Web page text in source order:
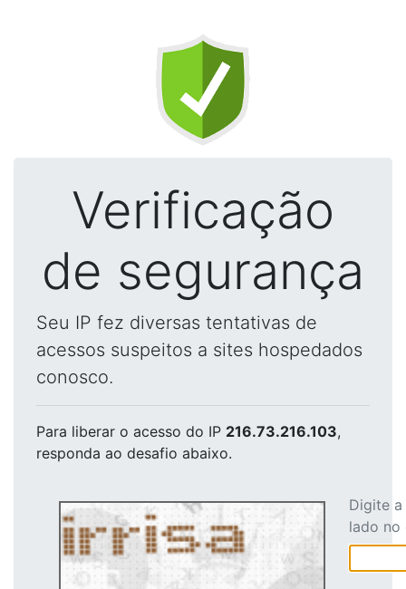
Verificação
de segurança
Seu IP fez diversas tentativas de
acessos suspeitos a sites hospedados
conosco.
Para liberar o acesso do IP 216.73.216.103,
responda ao desafio abaixo.
Digite
lado no